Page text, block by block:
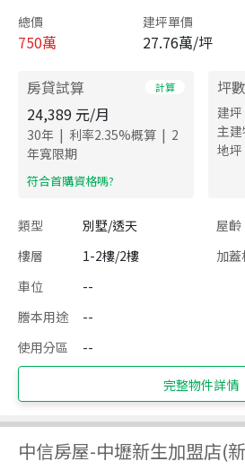
總價
750萬
建坪單價
27.76萬/坪
房貸試算 計算
24,389 元/月
30年 | 利率2.35%概算 | 2
年寬限期
​符合首購資格嗎?
坪
建坪
主
地坪
類型 別墅/透天 屋齡
樓層
1-2樓/2樓 加蓋
車位
--
謄本用途
--
使用分區
--
完整物件詳情
中信房屋-中壢新生加盟店(